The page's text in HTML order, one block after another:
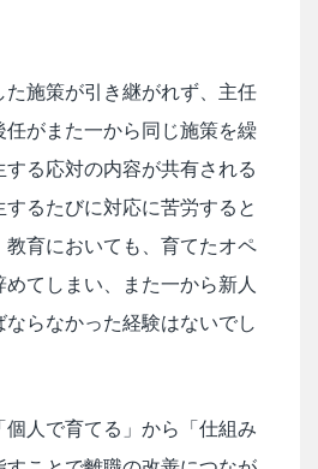
た施策が引き継がれず、主任
任がまた一から同じ施策を繰
する応対の内容が共有される
るたびに対応に苦労すると
教育においても、育てたオペ
てしまい、また一から新人
ならなかった経験はないでし
人で育てる」から「仕組み